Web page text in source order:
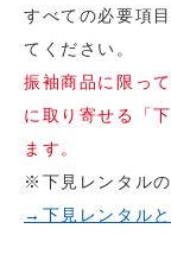
すべての必要項
てください。
振袖商品に限っ
に取り寄せる「
ます。
※下見レンタル
→下見レンタルと